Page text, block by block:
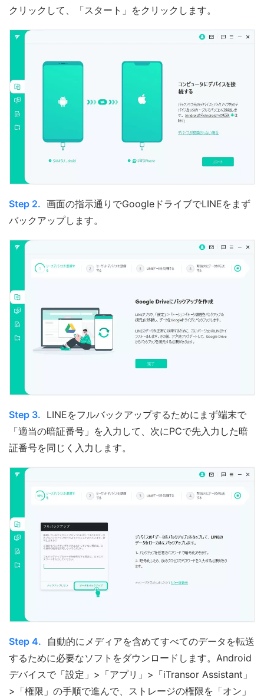
クリックして、「スタート」をクリックします。
Step 2. 画面の指示通りでGoogleドライブでLINEをまず
バックアップします。
Step 3. LINEをフルバックアップするためにまず端末で
「適当の暗証番号」を入力して、次にPCで先入力した暗
証番号を同じく入力します。
Step 4.
自動的にメディアを含めてすべてのデータを転送
するために必要なソフトをダウンロードします。Android
デバイスで「設定」>「アプリ」>「iTransor Assistant」
>「権限」の手順で進んで、ストレージの権限を「オン」